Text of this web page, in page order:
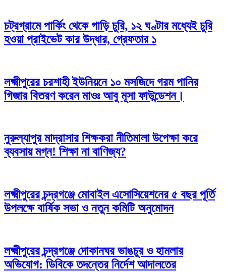
চট্রগ্রামে পার্কিং থেকে গাড়ি চুরি, ১২ ঘণ্টার মধ্যেই চুরি
হওয়া প্রাইভেট কার উদ্ধার, গ্রেফতার ১
লক্ষ্মীপুরের চরশাহী ইউনিয়নে ১০ মসজিদে গরম পানির
গিজার বিতরণ করেন মাওঃ আবু মূসা ফাউন্ডেশন।
নুরুল্যাপুর মাদ্রাসার শিক্ষকরা নীতিমালা উপেক্ষা করে
ব্যবসায় মগ্ন! শিক্ষা না বাণিজ্য?
লক্ষ্মীপুরের চন্দ্রগঞ্জে মোবাইল এসোসিয়েশনের ৫ বছর পূর্তি
উপলক্ষে বার্ষিক সভা ও নতুন কমিটি অনুমোদন
লক্ষ্মীপুরের চন্দ্রগঞ্জে দোকানঘর ভাঙচুর ও হামলার
অভিযোগ: ডিবিকে তদন্তের নির্দেশ আদালতের